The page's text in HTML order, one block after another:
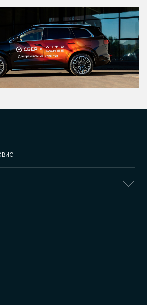
Победы, 93к1
45
74